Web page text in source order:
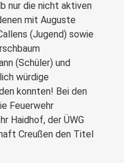
nur die nicht aktiven
mit Auguste
(Jugend) sowie
(Schüler) und
würdige
konnten! Bei den
Feuerwehr
Haidhof, der ÜWG
Creußen den Titel